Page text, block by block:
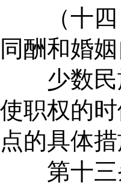
（十四）
同酬和婚
少数民族
使职权的
点的具体措
第十三条